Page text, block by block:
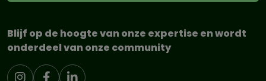
Blijf op de hoogte van onze expertise en wordt
onderdeel van onze community